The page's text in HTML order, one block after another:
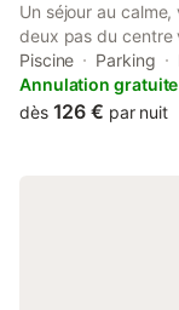
Un séjour au
deux pas du centre
pêche, de la
à pied, des
nautiques et d'un
Piscine Parking
Annulation gratuite
dès 126 € par nuit